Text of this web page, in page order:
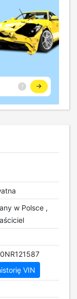
w Polsce ,
VIN